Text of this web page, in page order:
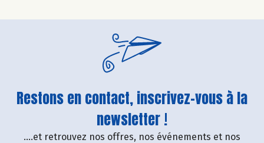
Restons en contact, inscrivez-vous à la
newsletter !
....et retrouvez nos offres, nos événements et nos